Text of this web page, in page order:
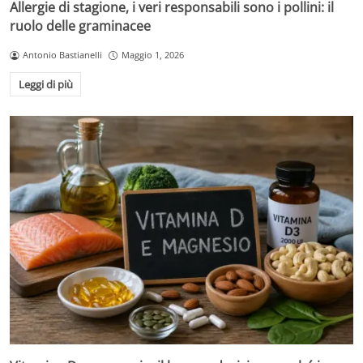
Allergie di stagione, i veri responsabili sono i pollini: il
ruolo delle graminacee
Antonio Bastianelli Maggio 1, 2026
Leggi di più